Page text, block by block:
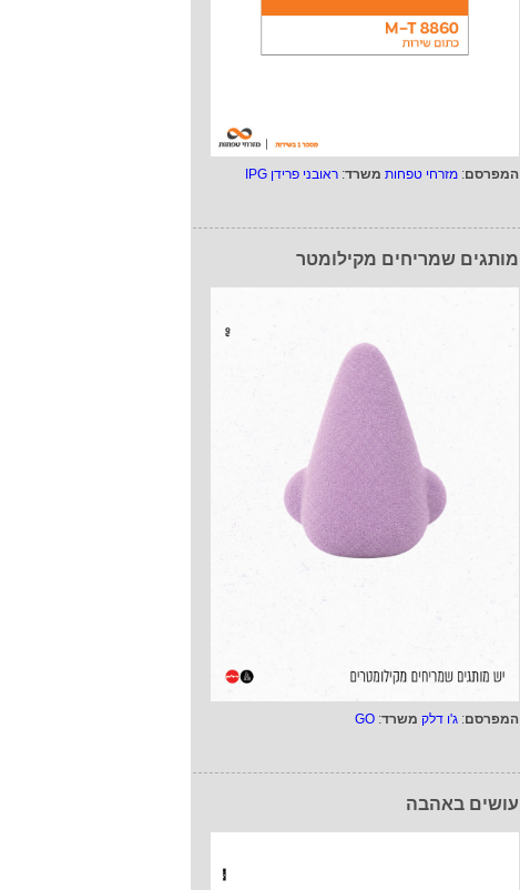
המפרסם: מזרחי טפחות משרד: ראובני פרידן IPG
מותגים שמריחים מקילומטר
המפרסם: ג'ו דלק משרד:
GO
עושים באהבה